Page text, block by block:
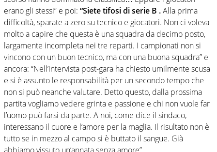
erano gli stessi” e poi: “Siete tifosi di serie B .Alla prima
difficoltà, sparate a zero su tecnico e giocatori. Non ci voleva
molto a capire che questa è una squadra da decimo posto,
largamente incompleta nei tre reparti. I campionati non si
vincono con un buon tecnico, ma con una buona squadra” e
ancora: “Nell’intervista post-gara ha chiesto umilmente scusa
e si è assunto le responsabilità per un secondo tempo che
non si può neanche valutare. Detto questo, dalla prossima
partita vogliamo vedere grinta e passione e chi non vuole far
l’uomo può farsi da parte. A noi, come dice il sindaco,
interessano il cuore e l’amore per la maglia. Il risultato non è
tutto se in mezzo al campo si è buttato il sangue. Già